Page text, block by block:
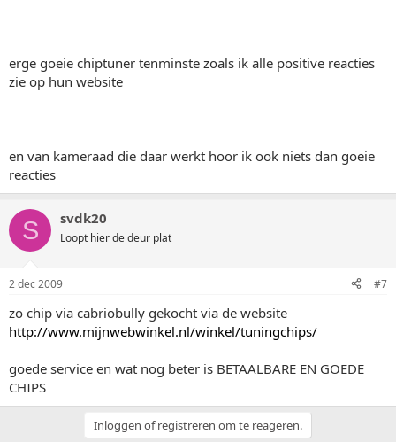
erge goeie chiptuner tenminste zoals ik alle positive reacties
zie op hun website
en van kameraad die daar werkt hoor ik ook niets dan goeie
reacties
S svdk20
Loopt hier de deur plat
2 dec 2009 #7
zo chip via cabriobully gekocht via de website
http://www.mijnwebwinkel.nl/winkel/tuningchips/
goede service en wat nog beter is BETAALBARE EN GOEDE
CHIPS
Inloggen of registreren om te reageren.